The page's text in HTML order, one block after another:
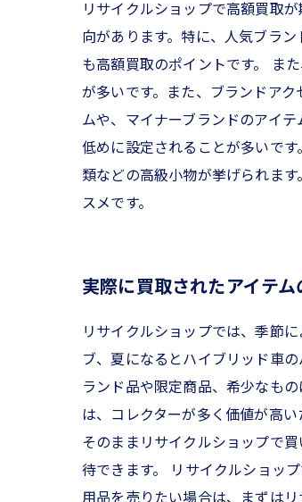
リサイクルショップで高額買取
向があります。特に、人気ブラ
も高額買取のポイントです。 ま
が多いです。また、ブランドア
ムや、マイナーブランドのアイ
低めに設定されることが多いで
類などの高級小物が挙げられま
スメです。
実際に買取されたアイテム
リサイクルショップでは、季節
ブ、夏になるとハイブリッド車
ランド品や限定商品、希少なも
は、コレクターが多く価値が高
そのままリサイクルショップで
待できます。 リサイクルショッ
用品を売りたい場合は、まずは